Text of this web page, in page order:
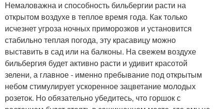
Немаловажна и способность бильбергии расти на
открытом воздухе в теплое время года. Как только
исчезнет угроза ночных приморозков и установится
стабильно теплая погода, эту красавицу можно
выставить в сад или на балконы. На свежем воздухе
бильбергия будет активно расти и удивит красотой
зелени, а главное - именно пребывание под открытым
небом стимулирует ускоренное зацветание молодых
розеток. Но обязательно убедитесь, что горшок с